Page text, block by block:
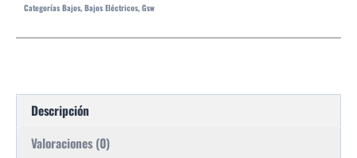
Categorías Bajos, Bajos Eléctricos, Gsw
Descripción
Valoraciones (0)